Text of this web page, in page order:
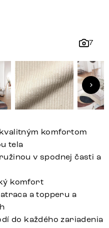
7
komfortom
tela
v spodnej časti a
komfort
a topperu a
do každého zariadenia